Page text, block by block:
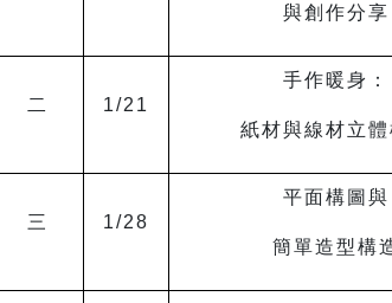
與創作分享
二 1/21
手作暖身：
紙材與線材立體
三 1/28
平面構圖與
簡單造型構